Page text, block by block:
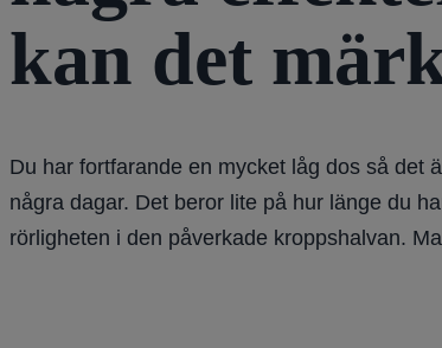
kan det
Du har fortfarande en mycket låg dos så det
några dagar. Det beror lite på hur länge du
rörligheten i den påverkade kroppshalvan.